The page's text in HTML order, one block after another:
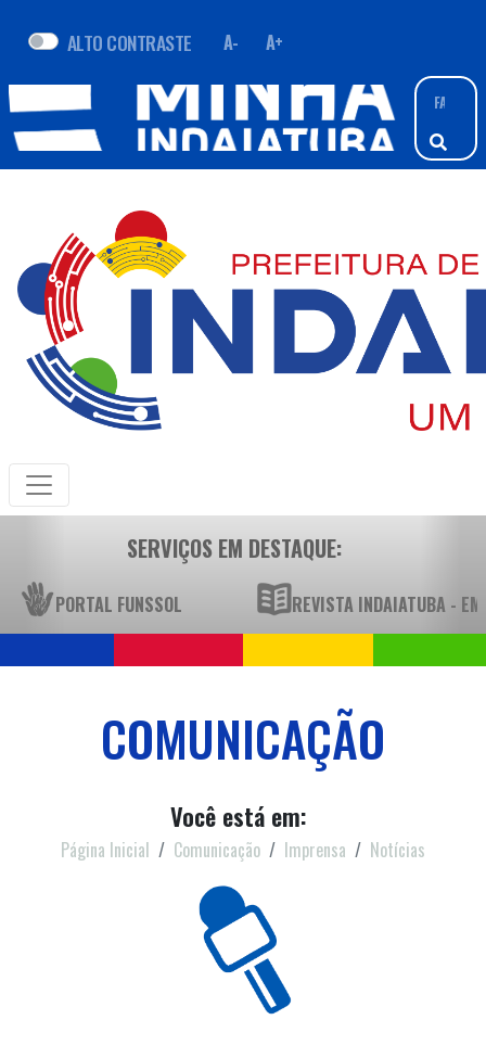
ALTO CONTRASTE A- A+
SERVIÇOS EM DESTAQUE:
PORTAL FUNSSOL REVISTA INDAIATUBA -
COMUNICAÇÃO
Você está em:
Página Inicial Comunicação Imprensa Notícias